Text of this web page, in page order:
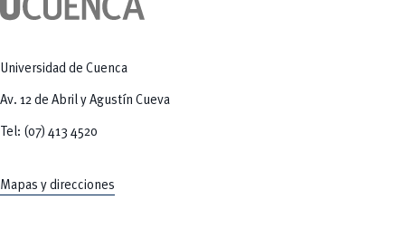
Universidad de Cuenca
Av. 12 de Abril y Agustín Cueva
Tel: (07) 413 4520
Mapas y direcciones